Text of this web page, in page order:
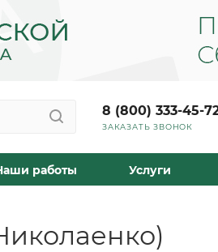
8 (800) 333-45-
ЗАКАЗАТЬ ЗВОНОК
работы Услуги